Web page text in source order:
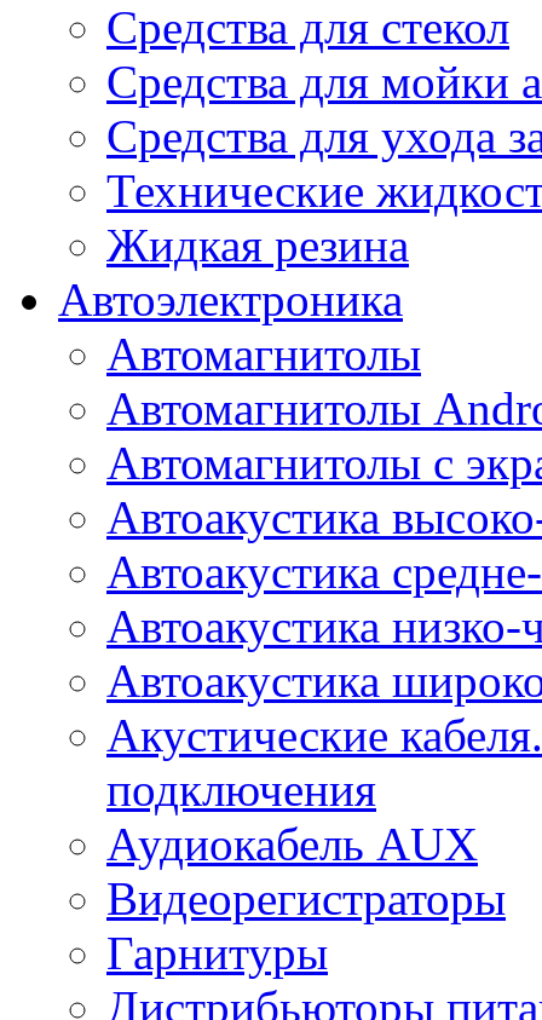
Средства для стекол
Средства для мойки
Средства для ухода
Технические
Жидкая резина
Автоэлектроника
Автомагнитолы
Автомагнитолы
Автомагнитолы с
Автоакустика
Автоакустика
Автоакустика низко-
Автоакустика
Акустические
подключения
Аудиокабель AUX
Видеорегистраторы
Гарнитуры
Дистрибьюторы